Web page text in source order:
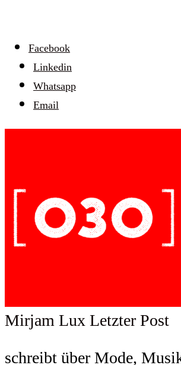
Facebook
Linkedin
Whatsapp
Email
Mirjam Lux Letzter Post
schreibt über Mode,